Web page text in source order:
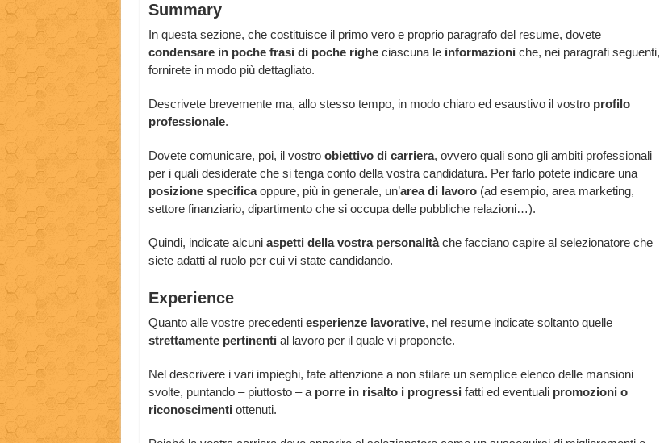
Summary
In questa sezione, che costituisce il primo vero e proprio paragrafo del resume, dovete
condensare in poche frasi di poche righeciascuna le informazioni che, nei paragrafi seguenti,
fornirete in modo più dettagliato.
Descrivete brevemente ma, allo stesso tempo, in modo chiaro ed esaustivo il vostroprofilo
professionale.
Dovete comunicare, poi, il vostro obiettivo di carriera, ovvero quali sono gli ambiti professionali
per i quali desiderate che si tenga conto della vostra candidatura. Per farlo potete indicare una
posizione specificaoppure, più in generale, un’area di lavoro(ad esempio, area marketing,
settore finanziario, dipartimento che si occupa delle pubbliche relazioni…).
Quindi, indicate alcuni aspetti della vostra personalitàche facciano capire al selezionatore che
siete adatti al ruolo per cui vi state candidando.
Experience
Quanto alle vostre precedentiesperienze lavorative, nel resume indicate soltanto quelle
strettamente pertinenti al lavoro per il quale vi proponete.
Nel descrivere i vari impieghi, fate attenzione a non stilare un semplice elenco delle mansioni
svolte, puntando – piuttosto – aporre in risalto i progressi fatti ed eventuali promozioni o
riconoscimenti ottenuti.